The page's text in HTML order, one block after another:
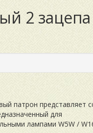
2
патрон представляет
для
лампами W5W /